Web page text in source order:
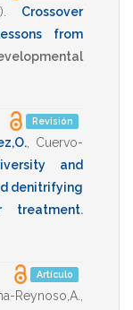
Crossover
from
Revisión
Cuervo-
and
denitrifying
treatment.
Artículo
Reynoso,A.